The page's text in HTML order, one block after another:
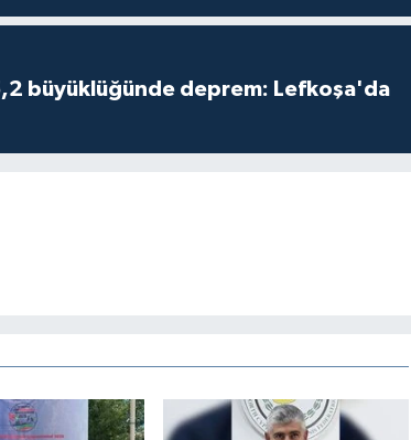
büyüklüğünde deprem: Lefkoşa'da